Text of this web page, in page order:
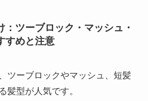
：ツーブロック・マッシュ・
すめと注意
ツーブロックやマッシュ、短髪
髪型が人気です。